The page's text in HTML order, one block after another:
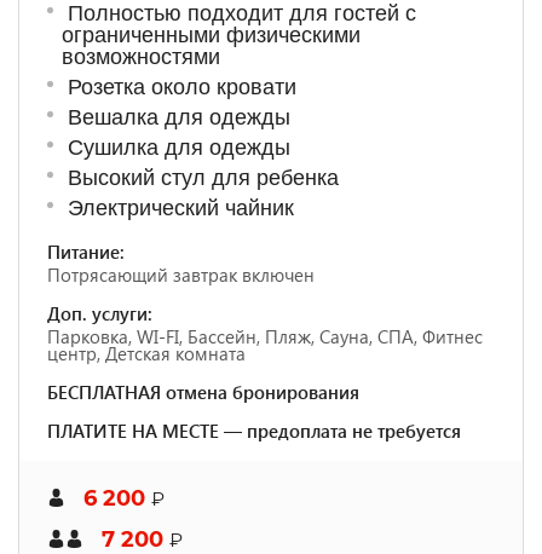
Полностью подходит для гостей с
ограниченными физическими
возможностями
Розетка около кровати
Вешалка для одежды
Сушилка для одежды
Высокий стул для ребенка
Электрический чайник
Питание:
Потрясающий завтрак включен
Доп. услуги:
Парковка, WI-FI, Бассейн, Пляж, Сауна, СПА, Фитнес
центр, Детская комната
БЕСПЛАТНАЯ отмена бронирования
ПЛАТИТЕ НА МЕСТЕ — предоплата не требуется
6 200 ₽
7 200 ₽